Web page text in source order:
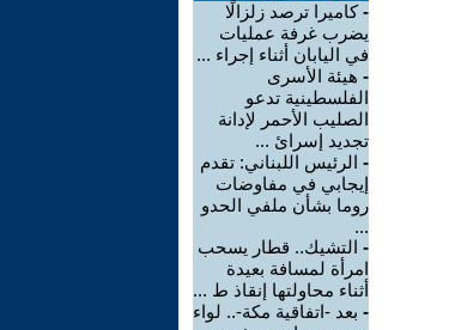
-كاميرا ترصد زلزالًا
يضرب غرفة عمليات
في اليابان أثناء إجراء ...
- هيئة الأسرى
الفلسطينية تدعو
الصليب الأحمر لإدانة
تجديد إسرائ ...
- الرئيس اللبناني: تقدم
إيجابي في مفاوضات
روما بشأن ملفي الحدو
...
- التشيك.. قطار يسحب
امرأة لمسافة بعيدة
أثناء محاولتها إنقاذ ط ...
- بعد -اتفاقية مكة-.. لواء